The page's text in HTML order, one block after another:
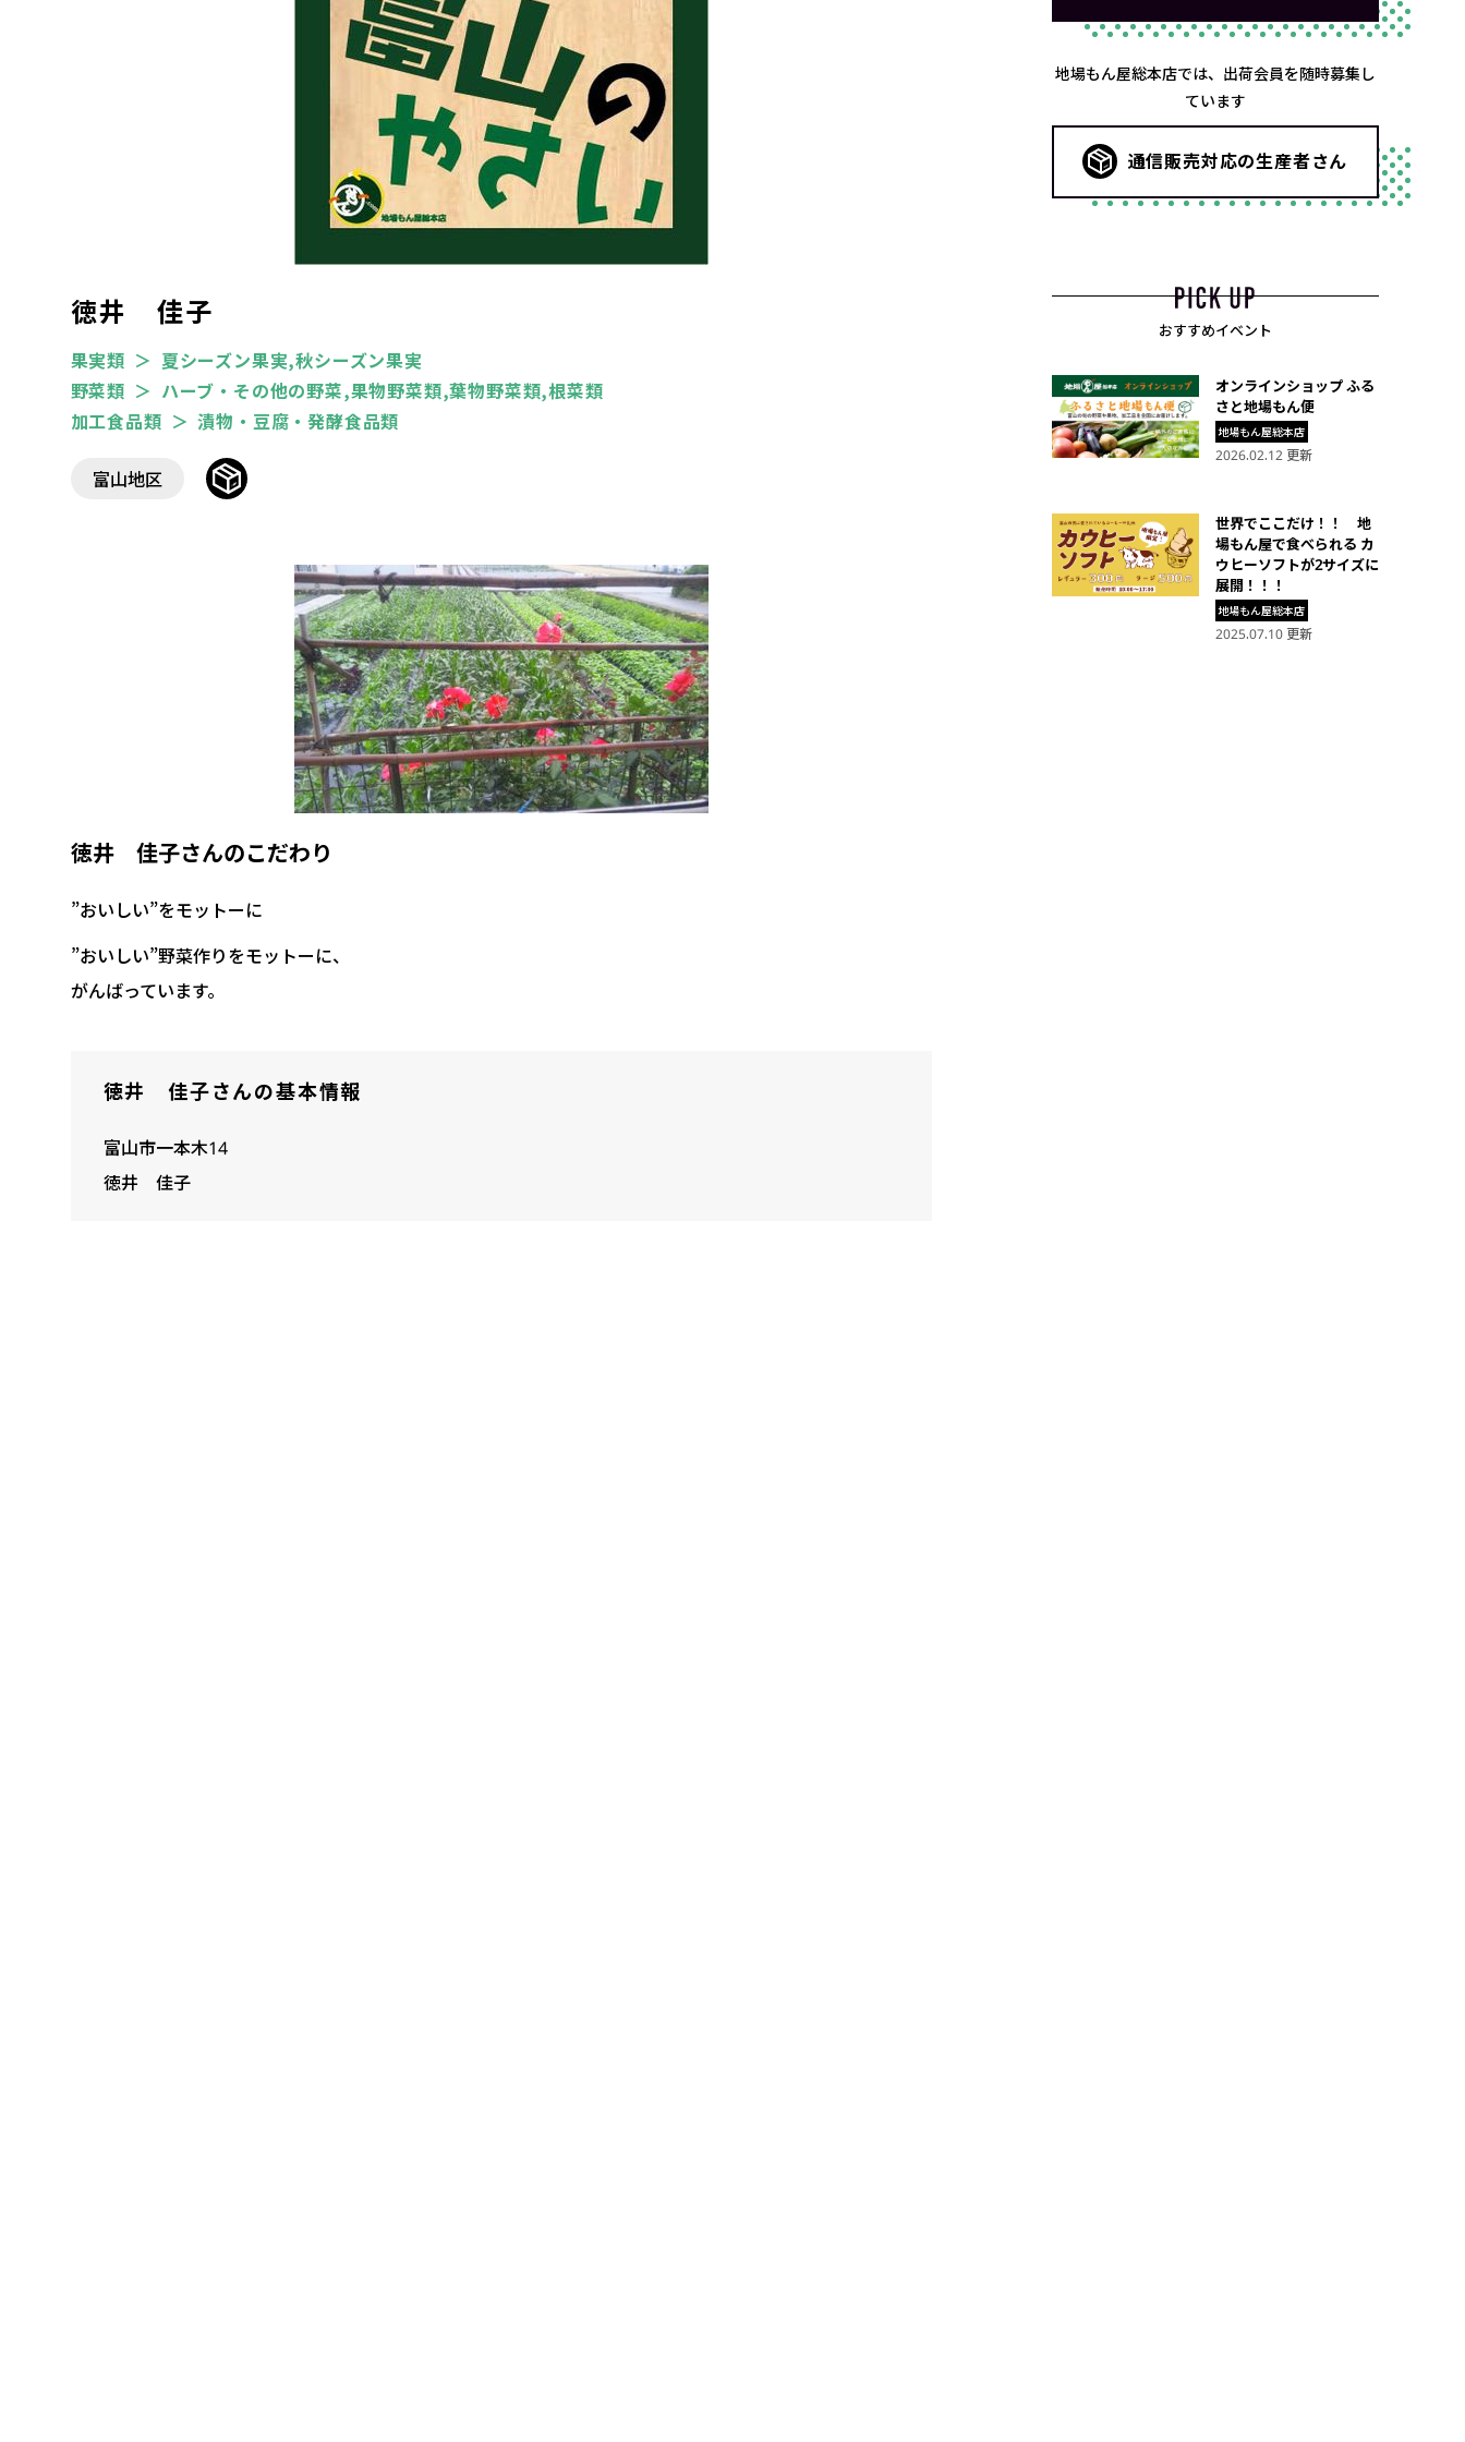
徳井 佳子
果実類
夏シーズン果実,秋シーズン果実
野菜類
ハーブ・その他の野菜,果物野菜類,葉物野菜類,根菜類
加工食品類
漬物・豆腐・発酵食品類
富山地区
徳井 佳子さんのこだわり
”おいしい”をモットーに
”おいしい”野菜作りをモットーに、
がんばっています。
徳井 佳子さんの基本情報
富山市一本木14
徳井 佳子
地場もん屋総本店では、出荷会員を随時募集し
ています
通信販売対応の生産者さん
おすすめイベント
地場もん屋総本店
オンラインショップ ふる
さと地場もん便
2026.02.12 更新
地場もん屋総本店
世界でここだけ！！ 地
場もん屋で食べられる カ
ウヒーソフトが2サイズに
展開！！！
2025.07.10 更新